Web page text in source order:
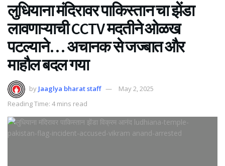
लुधियाना मंदिरावर पाकिस्तान चा झेंडा
लावणाऱ्याची CCTV मदतीने ओळख
पटल्याने… अचानक से जज्बात और
माहौल बदल गया
by Jaaglya bharat staff
May 2, 2025
Reading Time: 4 mins read